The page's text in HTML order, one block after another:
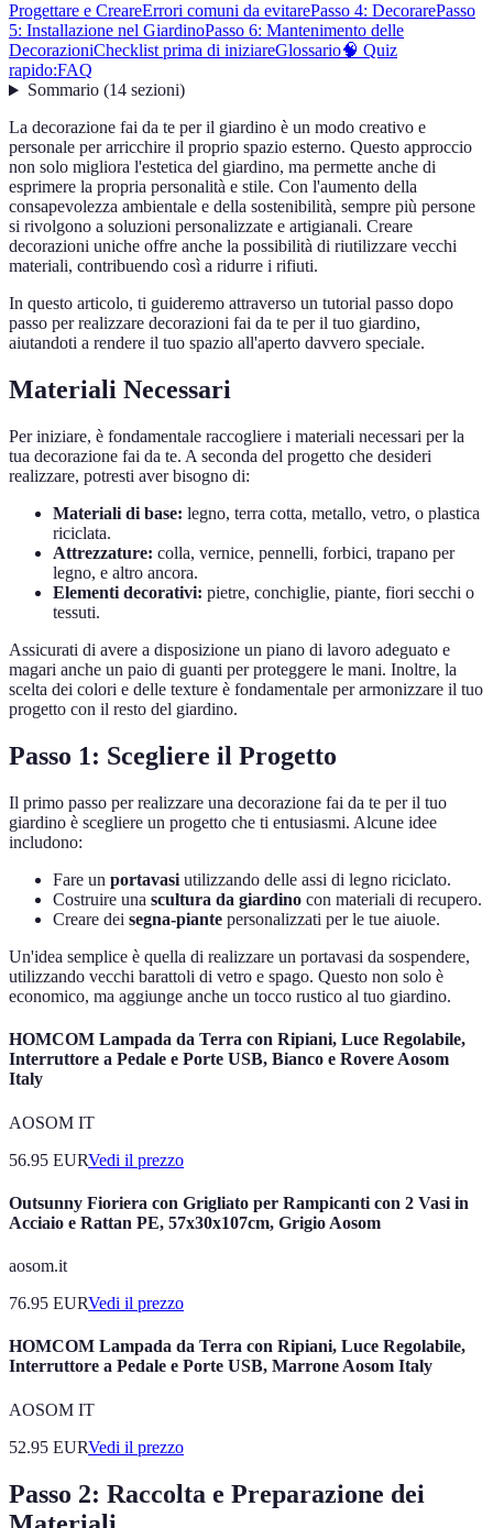
Progettare e CreareErrori comuni da evitarePasso 4: DecorarePasso
5: Installazione nel GiardinoPasso 6: Mantenimento delle
DecorazioniChecklist prima di iniziareGlossario🧠 Quiz
rapido:FAQ
Sommario(14 sezioni)
La decorazione fai da te per il giardino è un modo creativo e
personale per arricchire il proprio spazio esterno. Questo approccio
non solo migliora l'estetica del giardino, ma permette anche di
esprimere la propria personalità e stile. Con l'aumento della
consapevolezza ambientale e della sostenibilità, sempre più persone
si rivolgono a soluzioni personalizzate e artigianali. Creare
decorazioni uniche offre anche la possibilità di riutilizzare vecchi
materiali, contribuendo così a ridurre i rifiuti.
In questo articolo, ti guideremo attraverso un tutorial passo dopo
passo per realizzare decorazioni fai da te per il tuo giardino,
aiutandoti a rendere il tuo spazio all'aperto davvero speciale.
Materiali Necessari
Per iniziare, è fondamentale raccogliere i materiali necessari per la
tua decorazione fai da te. A seconda del progetto che desideri
realizzare, potresti aver bisogno di:
Materiali di base: legno, terra cotta, metallo, vetro, o plastica
riciclata.
Attrezzature: colla, vernice, pennelli, forbici, trapano per
legno, e altro ancora.
Elementi decorativi: pietre, conchiglie, piante, fiori secchi o
tessuti.
Assicurati di avere a disposizione un piano di lavoro adeguato e
magari anche un paio di guanti per proteggere le mani. Inoltre, la
scelta dei colori e delle texture è fondamentale per armonizzare il tuo
progetto con il resto del giardino.
Passo 1: Scegliere il Progetto
Il primo passo per realizzare una decorazione fai da te per il tuo
giardino è scegliere un progetto che ti entusiasmi. Alcune idee
includono:
Fare un portavasi utilizzando delle assi di legno riciclato.
Costruire una scultura da giardino con materiali di recupero.
Creare dei segna-piante personalizzati per le tue aiuole.
Un'idea semplice è quella di realizzare un portavasi da sospendere,
utilizzando vecchi barattoli di vetro e spago. Questo non solo è
economico, ma aggiunge anche un tocco rustico al tuo giardino.
HOMCOM Lampada da Terra con Ripiani, Luce Regolabile,
Interruttore a Pedale e Porte USB, Bianco e Rovere Aosom
Italy
AOSOM IT
56.95 EURVedi il prezzo
Outsunny Fioriera con Grigliato per Rampicanti con 2 Vasi in
Acciaio e Rattan PE, 57x30x107cm, Grigio Aosom
aosom.it
76.95 EURVedi il prezzo
HOMCOM Lampada da Terra con Ripiani, Luce Regolabile,
Interruttore a Pedale e Porte USB, Marrone Aosom Italy
AOSOM IT
52.95 EURVedi il prezzo
Passo 2: Raccolta e Preparazione dei